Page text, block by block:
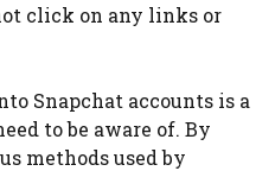
click on any links or
Snapchat accounts is a
to be aware of. By
methods used by